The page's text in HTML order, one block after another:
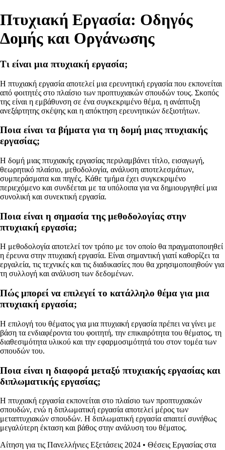
Πτυχιακή Εργασία: Οδηγός
Δομής και Οργάνωσης
Τι είναι μια πτυχιακή εργασία;
Η πτυχιακή εργασία αποτελεί μια ερευνητική εργασία που εκπονείται
από φοιτητές στο πλαίσιο των προπτυχιακών σπουδών τους. Σκοπός
της είναι η εμβάθυνση σε ένα συγκεκριμένο θέμα, η ανάπτυξη
ανεξάρτητης σκέψης και η απόκτηση ερευνητικών δεξιοτήτων.
Ποια είναι τα βήματα για τη δομή μιας πτυχιακής
εργασίας;
Η δομή μιας πτυχιακής εργασίας περιλαμβάνει τίτλο, εισαγωγή,
θεωρητικό πλαίσιο, μεθοδολογία, ανάλυση αποτελεσμάτων,
συμπεράσματα και πηγές. Κάθε τμήμα έχει συγκεκριμένο
περιεχόμενο και συνδέεται με τα υπόλοιπα για να δημιουργηθεί μια
συνολική και συνεκτική εργασία.
Ποια είναι η σημασία της μεθοδολογίας στην
πτυχιακή εργασία;
Η μεθοδολογία αποτελεί τον τρόπο με τον οποίο θα πραγματοποιηθεί
η έρευνα στην πτυχιακή εργασία. Είναι σημαντική γιατί καθορίζει τα
εργαλεία, τις τεχνικές και τις διαδικασίες που θα χρησιμοποιηθούν για
τη συλλογή και ανάλυση των δεδομένων.
Πώς μπορεί να επιλεγεί το κατάλληλο θέμα για μια
πτυχιακή εργασία;
Η επιλογή του θέματος για μια πτυχιακή εργασία πρέπει να γίνει με
βάση τα ενδιαφέροντα του φοιτητή, την επικαιρότητα του θέματος, τη
διαθεσιμότητα υλικού και την εφαρμοσιμότητά του στον τομέα των
σπουδών του.
Ποια είναι η διαφορά μεταξύ πτυχιακής εργασίας και
διπλωματικής εργασίας;
Η πτυχιακή εργασία εκπονείται στο πλαίσιο των προπτυχιακών
σπουδών, ενώ η διπλωματική εργασία αποτελεί μέρος των
μεταπτυχιακών σπουδών. Η διπλωματική εργασία απαιτεί συνήθως
μεγαλύτερη έκταση και βάθος στην ανάλυση του θέματος.
Αίτηση για τις Πανελλήνιες Εξετάσεις 2024 • Θέσεις Εργασίας στα